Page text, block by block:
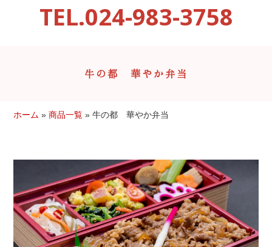
TEL.024-983-3758
牛の都 華やか弁当
ホーム »商品一覧 »牛の都 華やか弁当